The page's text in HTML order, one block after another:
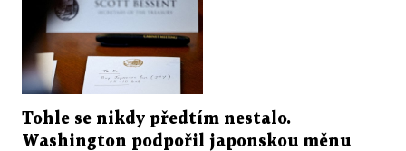
Tohle se nikdy předtím nestalo.
Washington podpořil japonskou měnu